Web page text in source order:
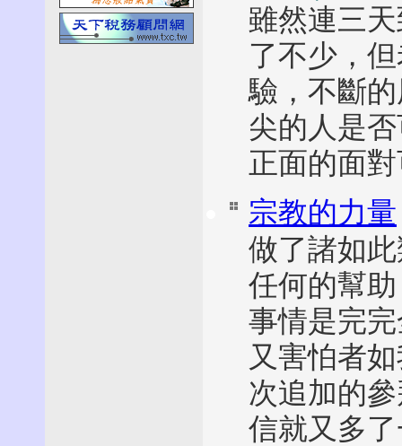
雖然連三
了不少，
驗，不斷
尖的人是
正面的面
宗教的力量
做了諸如
任何的幫
事情是完
又害怕者
次追加的
信就又多